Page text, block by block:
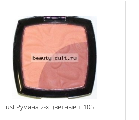
Just Румяна 2-х цветные т. 105